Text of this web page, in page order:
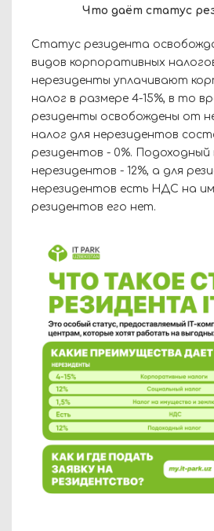
Что даёт статус
Статус резидента
видов корпоративных
нерезиденты уплачивают
налог в размере 4-15%, в то
резиденты освобождены от
налог для нерезидентов
резидентов - 0%. Подоходный
нерезидентов - 12%, а для
нерезидентов есть НДС на
резидентов его нет.